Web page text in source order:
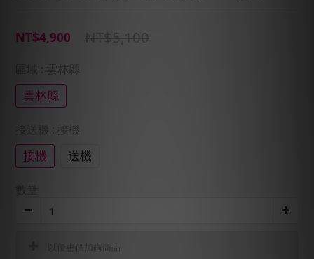
NT$5,100
NT$4,900
雲林縣
接機 送機